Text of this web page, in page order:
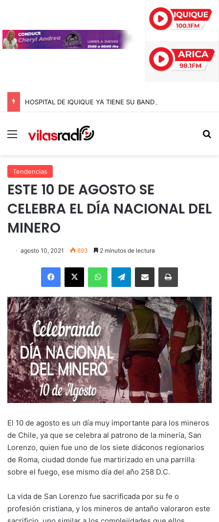
Menú
Tendencias
ESTE 10 DE AGOSTO SE
CELEBRA EL DÍA NACIONAL DEL
MINERO
agosto 10, 2021 893 2 minutos de lectura
Facebook
X WhatsAppTelegramEnviar vía email Imprimir
El 10 de agosto es un día muy importante para los mineros
de Chile, ya que se celebra al patrono de la minería, San
Lorenzo, quien fue uno de los siete diáconos regionarios
de Roma, ciudad donde fue martirizado en una parrilla
sobre el fuego, ese mismo día del año 258 D.C.
La vida de San Lorenzo fue sacrificada por su fe o
profesión cristiana, y los mineros de antaño valoraron este